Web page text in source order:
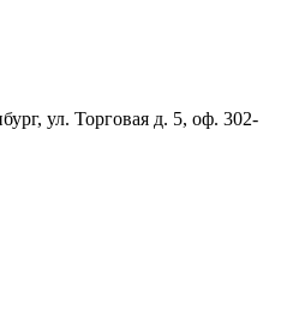
ул. Торговая д. 5, оф. 302-